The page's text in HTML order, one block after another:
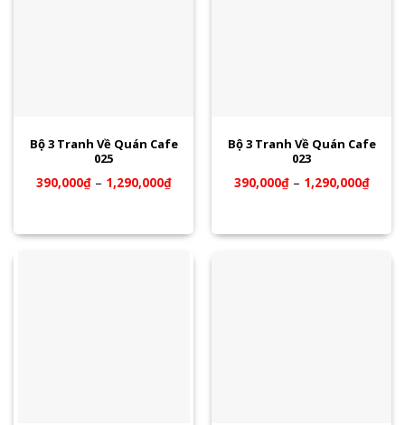
Bộ 3 Tranh Về Quán Cafe
025
390,000₫– 1,290,000₫
Bộ 3 Tranh Về Quán Cafe
023
390,000₫– 1,290,000₫